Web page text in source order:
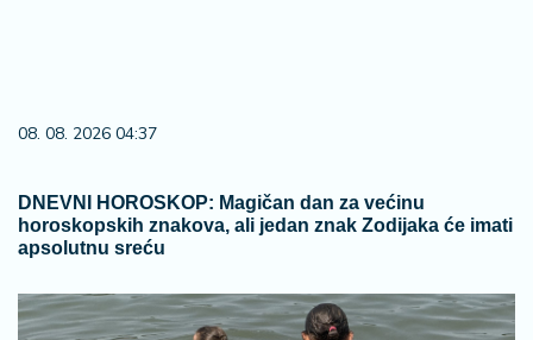
08. 08. 2026 04:37
DNEVNI HOROSKOP: Magičan dan za većinu
horoskopskih znakova, ali jedan znak Zodijaka će imati
apsolutnu sreću